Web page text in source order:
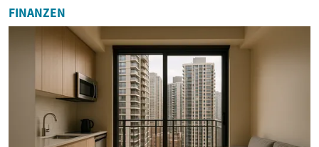
FINANZEN